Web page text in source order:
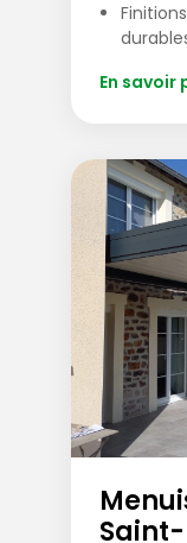
En savoir